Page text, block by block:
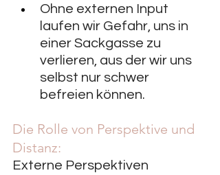
Ohne externen Input
laufen wir Gefahr, uns in
einer Sackgasse zu
verlieren, aus der wir uns
selbst nur schwer
befreien können.
Die Rolle von Perspektive und
Distanz:
Externe Perspektiven